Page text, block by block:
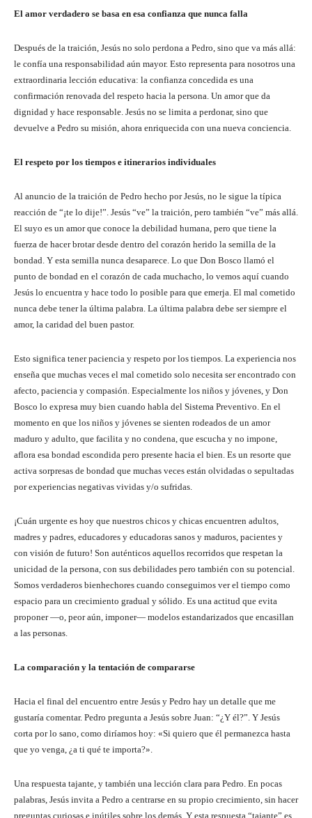
El amor verdadero se basa en esa confianza que nunca falla
Después de la traición, Jesús no solo perdona a Pedro, sino que va más allá:
le confía una responsabilidad aún mayor. Esto representa para nosotros una
extraordinaria lección educativa: la confianza concedida es una
confirmación renovada del respeto hacia la persona. Un amor que da
dignidad y hace responsable. Jesús no se limita a perdonar, sino que
devuelve a Pedro su misión, ahora enriquecida con una nueva conciencia.
El respeto por los tiempos e itinerarios individuales
Al anuncio de la traición de Pedro hecho por Jesús, no le sigue la típica
reacción de “¡te lo dije!”. Jesús “ve” la traición, pero también “ve” más allá.
El suyo es un amor que conoce la debilidad humana, pero que tiene la
fuerza de hacer brotar desde dentro del corazón herido la semilla de la
bondad. Y esta semilla nunca desaparece. Lo que Don Bosco llamó el
punto de bondad en el corazón de cada muchacho, lo vemos aquí cuando
Jesús lo encuentra y hace todo lo posible para que emerja. El mal cometido
nunca debe tener la última palabra. La última palabra debe ser siempre el
amor, la caridad del buen pastor.
Esto significa tener paciencia y respeto por los tiempos. La experiencia nos
enseña que muchas veces el mal cometido solo necesita ser encontrado con
afecto, paciencia y compasión. Especialmente los niños y jóvenes, y Don
Bosco lo expresa muy bien cuando habla del Sistema Preventivo. En el
momento en que los niños y jóvenes se sienten rodeados de un amor
maduro y adulto, que facilita y no condena, que escucha y no impone,
aflora esa bondad escondida pero presente hacia el bien. Es un resorte que
activa sorpresas de bondad que muchas veces están olvidadas o sepultadas
por experiencias negativas vividas y/o sufridas.
¡Cuán urgente es hoy que nuestros chicos y chicas encuentren adultos,
madres y padres, educadores y educadoras sanos y maduros, pacientes y
con visión de futuro! Son auténticos aquellos recorridos que respetan la
unicidad de la persona, con sus debilidades pero también con su potencial.
Somos verdaderos bienhechores cuando conseguimos ver el tiempo como
espacio para un crecimiento gradual y sólido. Es una actitud que evita
proponer —o, peor aún, imponer— modelos estandarizados que encasillan
a las personas.
La comparación y la tentación de compararse
Hacia el final del encuentro entre Jesús y Pedro hay un detalle que me
gustaría comentar. Pedro pregunta a Jesús sobre Juan: “¿Y él?”. Y Jesús
corta por lo sano, como diríamos hoy: «Si quiero que él permanezca hasta
que yo venga, ¿a ti qué te importa?».
Una respuesta tajante, y también una lección clara para Pedro. En pocas
palabras, Jesús invita a Pedro a centrarse en su propio crecimiento, sin hacer
preguntas curiosas e inútiles sobre los demás. Y esta respuesta “tajante” es